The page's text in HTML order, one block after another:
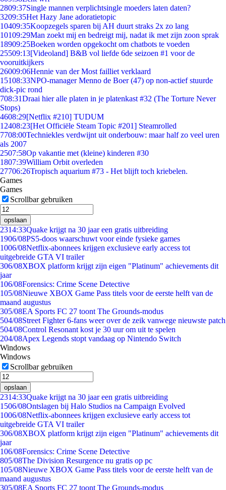
2809:37Single mannen verplichtsingle moeders laten daten?
3209:35Het Hazy Jane adoratietopic
10409:35Koopzegels sparen bij AH duurt straks 2x zo lang
10109:29Man zoekt mij en bedreigt mij, nadat ik met zijn zoon sprak
18909:25Boeken worden opgekocht om chatbots te voeden
25509:13[Videoland] B&B vol liefde 6de seizoen #1 voor de
vooruitkijkers
26009:06Hennie van der Most failliet verklaard
15108:33NPO-manager Menno de Boer (47) op non-actief stuurde
dick-pic rond
708:31Draai hier alle platen in je platenkast #32 (The Torture Never
Stops)
4608:29[Netflix #210] TUDUM
12408:23[Het Officiële Steam Topic #201] Steamrolled
7708:00Techniekles verdwijnt uit onderbouw: maar half zo veel uren
als 2007
2507:58Op vakantie met (kleine) kinderen #30
1807:39William Orbit overleden
27706:26Tropisch aquarium #73 - Het blijft toch kriebelen.
Games
Games
Scrollbar gebruiken
opslaan
2314:33Quake krijgt na 30 jaar een gratis uitbreiding
1906/08PS5-doos waarschuwt voor einde fysieke games
1006/08Netflix-abonnees krijgen exclusieve early access tot
uitgebreide GTA VI trailer
306/08XBOX platform krijgt zijn eigen "Platinum" achievements dit
jaar
106/08Forensics: Crime Scene Detective
105/08Nieuwe XBOX Game Pass titels voor de eerste helft van de
maand augustus
305/08EA Sports FC 27 toont The Grounds-modus
504/08Street Fighter 6-fans weer over de zeik vanwege nieuwste patch
504/08Control Resonant kost je 30 uur om uit te spelen
204/08Apex Legends stopt vandaag op Nintendo Switch
Windows
Windows
Scrollbar gebruiken
opslaan
2314:33Quake krijgt na 30 jaar een gratis uitbreiding
1506/08Ontslagen bij Halo Studios na Campaign Evolved
1006/08Netflix-abonnees krijgen exclusieve early access tot
uitgebreide GTA VI trailer
306/08XBOX platform krijgt zijn eigen "Platinum" achievements dit
jaar
106/08Forensics: Crime Scene Detective
805/08The Division Resurgence nu gratis op pc
105/08Nieuwe XBOX Game Pass titels voor de eerste helft van de
maand augustus
305/08EA Sports FC 27 toont The Grounds-modus